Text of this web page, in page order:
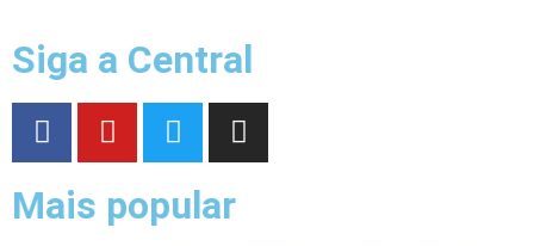
Siga a Central
Mais popular